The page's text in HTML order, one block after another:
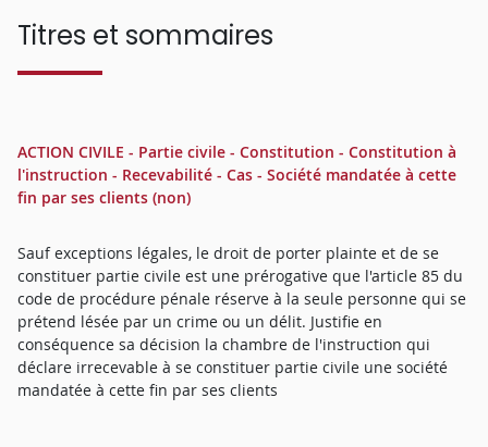
Titres et sommaires
ACTION CIVILE - Partie civile - Constitution - Constitution à
l'instruction - Recevabilité - Cas - Société mandatée à cette
fin par ses clients (non)
Sauf exceptions légales, le droit de porter plainte et de se
constituer partie civile est une prérogative que l'article 85 du
code de procédure pénale réserve à la seule personne qui se
prétend lésée par un crime ou un délit. Justifie en
conséquence sa décision la chambre de l'instruction qui
déclare irrecevable à se constituer partie civile une société
mandatée à cette fin par ses clients